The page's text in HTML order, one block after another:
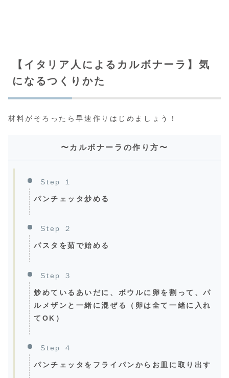
【イタリア人によるカルボナーラ】気
になるつくりかた
材料がそろったら早速作りはじめましょう！
〜カルボナーラの作り方〜
Step １
パンチェッタ炒める
Step ２
パスタを茹で始める
Step ３
炒めているあいだに、ボウルに卵を割って、パ
ルメザンと一緒に混ぜる（卵は全て一緒に入れ
てOK）
Step ４
パンチェッタをフライパンからお皿に取り出す